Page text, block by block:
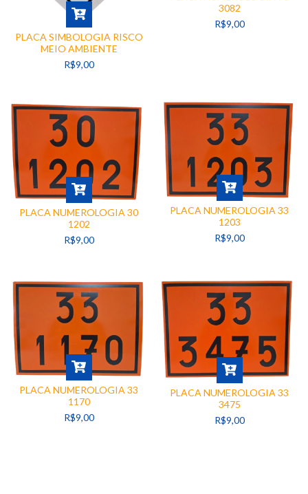
PLACA SIMBOLOGIA RISCO
MEIO AMBIENTE
R$9,00
3082
R$9,00
PLACA NUMEROLOGIA 30
1202
R$9,00
PLACA NUMEROLOGIA 33
1203
R$9,00
PLACA NUMEROLOGIA 33
1170
R$9,00
PLACA NUMEROLOGIA 33
3475
R$9,00